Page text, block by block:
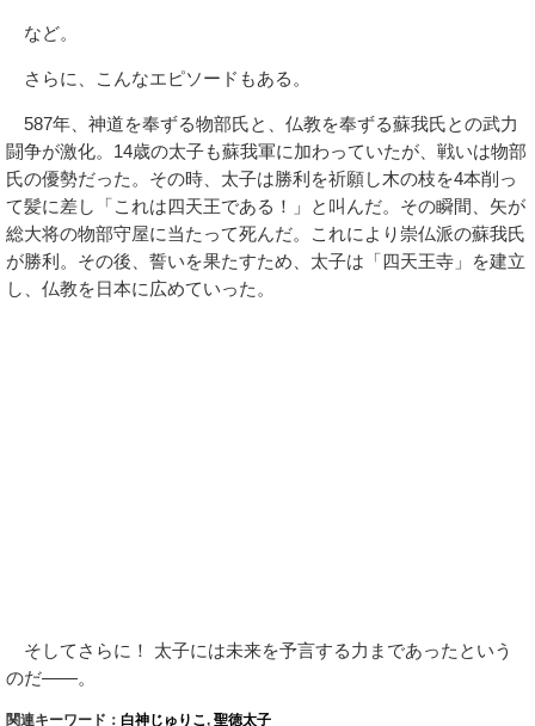
など。
さらに、こんなエピソードもある。
587年、神道を奉ずる物部氏と、仏教を奉ずる蘇我氏との武力
闘争が激化。14歳の太子も蘇我軍に加わっていたが、戦いは物部
氏の優勢だった。その時、太子は勝利を祈願し木の枝を4本削っ
て髪に差し「これは四天王である！」と叫んだ。その瞬間、矢が
総大将の物部守屋に当たって死んだ。これにより崇仏派の蘇我氏
が勝利。その後、誓いを果たすため、太子は「四天王寺」を建立
し、仏教を日本に広めていった。
そしてさらに！ 太子には未来を予言する力まであったという
のだ――。
関連キーワード： 白神じゅりこ, 聖徳太子